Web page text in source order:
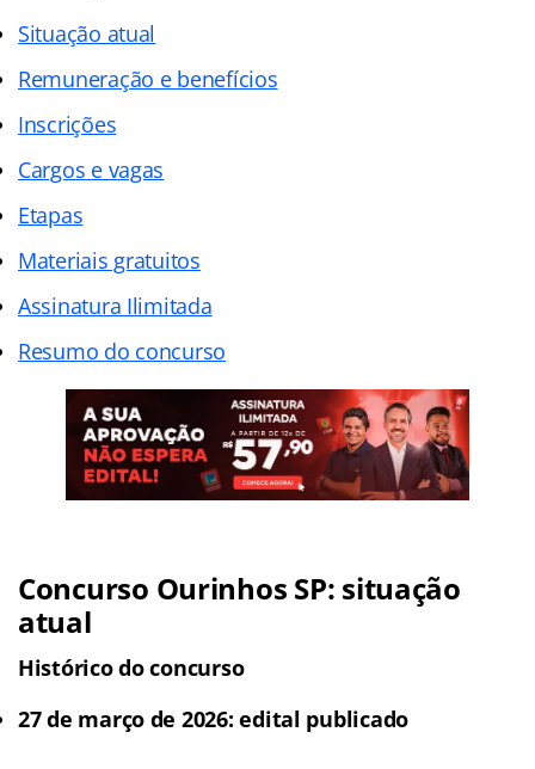
Situação atual
Remuneração e benefícios
Inscrições
Cargos e vagas
Etapas
Materiais gratuitos
Assinatura Ilimitada
Resumo do concurso
Concurso Ourinhos SP: situação
atual
Histórico do concurso
27 de março de 2026: edital publicado